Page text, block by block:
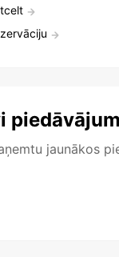
jaunākos